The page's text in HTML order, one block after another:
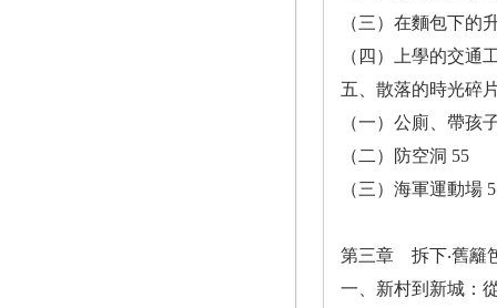
（三）在麵包下的
（四）上學的交通
五、散落的時光碎
（一）公廁、帶孩
（二）防空洞 55
（三）海軍運動場
第三章 拆下‧舊籬
一、新村到新城：